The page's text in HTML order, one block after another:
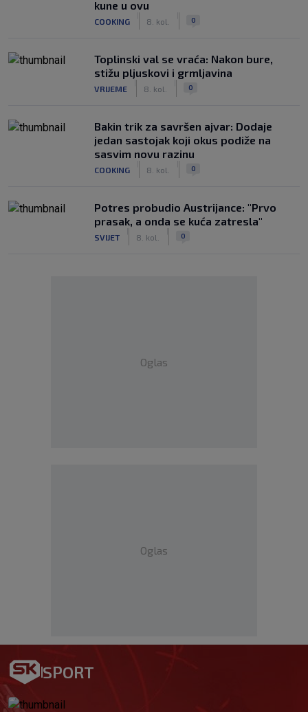
kune u ovu
COOKING 8. kol. 0
Toplinski val se vraća: Nakon bure,
stižu pljuskovi i grmljavina
VRIJEME 8. kol. 0
Bakin trik za savršen ajvar: Dodaje
jedan sastojak koji okus podiže na
sasvim novu razinu
COOKING 8. kol. 0
Potres probudio Austrijance: "Prvo
prasak, a onda se kuća zatresla"
SVIJET 8. kol. 0
Oglas
Oglas
SPORT